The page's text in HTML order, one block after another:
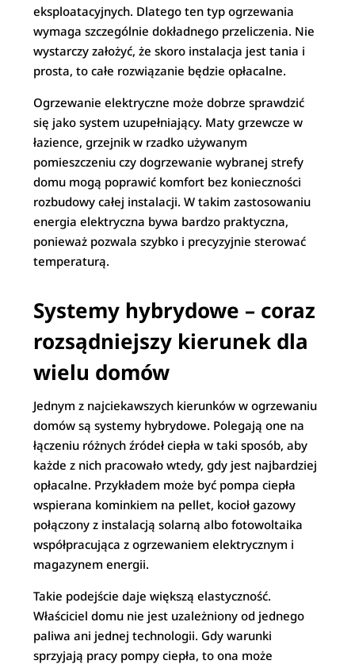
eksploatacyjnych. Dlatego ten typ ogrzewania
wymaga szczególnie dokładnego przeliczenia. Nie
wystarczy założyć, że skoro instalacja jest tania i
prosta, to całe rozwiązanie będzie opłacalne.
Ogrzewanie elektryczne może dobrze sprawdzić
się jako system uzupełniający. Maty grzewcze w
łazience, grzejnik w rzadko używanym
pomieszczeniu czy dogrzewanie wybranej strefy
domu mogą poprawić komfort bez konieczności
rozbudowy całej instalacji. W takim zastosowaniu
energia elektryczna bywa bardzo praktyczna,
ponieważ pozwala szybko i precyzyjnie sterować
temperaturą.
Systemy hybrydowe – coraz
rozsądniejszy kierunek dla
wielu domów
Jednym z najciekawszych kierunków w ogrzewaniu
domów są systemy hybrydowe. Polegają one na
łączeniu różnych źródeł ciepła w taki sposób, aby
każde z nich pracowało wtedy, gdy jest najbardziej
opłacalne. Przykładem może być pompa ciepła
wspierana kominkiem na pellet, kocioł gazowy
połączony z instalacją solarną albo fotowoltaika
współpracująca z ogrzewaniem elektrycznym i
magazynem energii.
Takie podejście daje większą elastyczność.
Właściciel domu nie jest uzależniony od jednego
paliwa ani jednej technologii. Gdy warunki
sprzyjają pracy pompy ciepła, to ona może